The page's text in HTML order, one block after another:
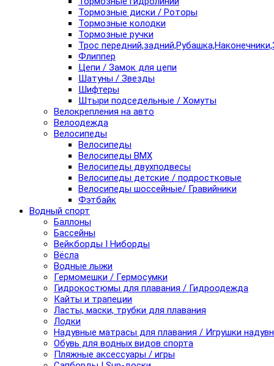
Тормозные диски / Роторы
Тормозные колодки
Тормозные ручки
Трос
Флиппер
Цепи / Замок для цепи
Шатуны / Звезды
Шифтеры
Штыри подседельные / Хомуты
Велокрепления на авто
Велоодежда
Велосипеды
Велосипеды
Велосипеды BMX
Велосипеды двухподвесы
Велосипеды детские / подростковые
Велосипеды шоссейные/ Гравийники
Фэтбайк
Водный спорт
Баллоны
Бассейны
Вейкборды I Ниборды
Вёсла
Водные лыжи
Гермомешки / Гермосумки
Гидрокостюмы для плавания / Гидроодежда
Кайты и трапеции
Ласты, маски, трубки для плавания
Лодки
Надувные матрасы для плавания / Игрушки
Обувь для водных видов спорта
Пляжные аксессуары / игры